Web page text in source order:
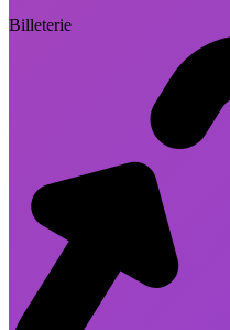
Billeterie